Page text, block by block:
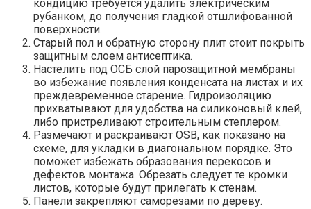
кондицию требуется удалить электрическим
рубанком, до получения гладкой отшлифованной
поверхности.
Старый пол и обратную сторону плит стоит покрыть
защитным слоем антисептика.
Настелить под ОСБ слой парозащитной мембраны
во избежание появления конденсата на листах и их
преждевременное старение. Гидроизоляцию
прихватывают для удобства на силиконовый клей,
либо пристреливают строительным степлером.
Размечают и раскраивают OSB, как показано на
схеме, для укладки в диагональном порядке. Это
поможет избежать образования перекосов и
дефектов монтажа. Обрезать следует те кромки
листов, которые будут прилегать к стенам.
Панели закрепляют саморезами по дереву.